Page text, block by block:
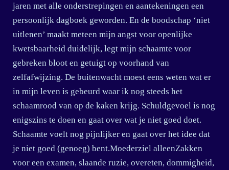
jaren met alle onderstrepingen en aantekeningen een
persoonlijk dagboek geworden. En de boodschap ‘niet
uitlenen’ maakt meteen mijn angst voor openlijke
kwetsbaarheid duidelijk, legt mijn schaamte voor
gebreken bloot en getuigt op voorhand van
zelfafwijzing. De buitenwacht moest eens weten wat er
in mijn leven is gebeurd waar ik nog steeds het
schaamrood van op de kaken krijg. Schuldgevoel is nog
enigszins te doen en gaat over wat je niet goed doet.
Schaamte voelt nog pijnlijker en gaat over het idee dat
je niet goed (genoeg) bent.Moederziel alleenZakken
voor een examen, slaande ruzie, overeten, dommigheid,